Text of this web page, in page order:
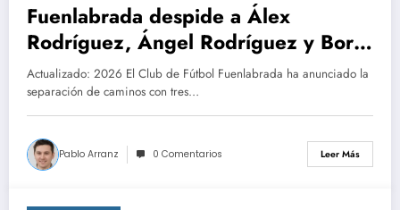
Fuenlabrada despide a Álex
Rodríguez, Ángel Rodríguez y Borja
Díaz tras su etapa en el club
Actualizado: 2026 El Club de Fútbol Fuenlabrada ha anunciado la
separación de caminos con tres…
Pablo Arranz 0 Comentarios Leer Más